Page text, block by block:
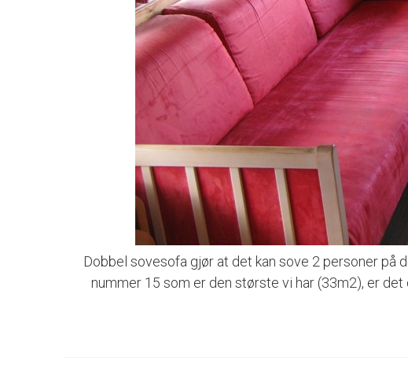
Dobbel sovesofa gjør at det kan sove 2 personer på
nummer 15 som er den største vi har (33m2), er